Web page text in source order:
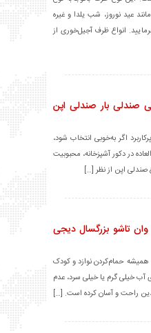
عید نوروز، شب یلدا و غیره
انواع ظرف آجیل‌خوری از
صندلی بار صندلی اپن
اگر به‌خوبی انتخاب شود،
در دکور آشپزخانه، محبوبیت
صندلی اپن از نظر […]
وان تاشو بزرگسال دیجی
حمام‌کردن نوازد و کودک
آب خیلی گرم یا خیلی سرد، عدم
راحت و آسان کرده است. […]